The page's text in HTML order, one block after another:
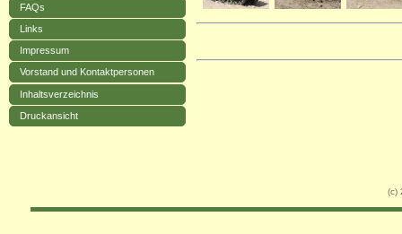
FAQs
Links
Impressum
Vorstand und Kontaktpersonen
Inhaltsverzeichnis
Druckansicht
(c)